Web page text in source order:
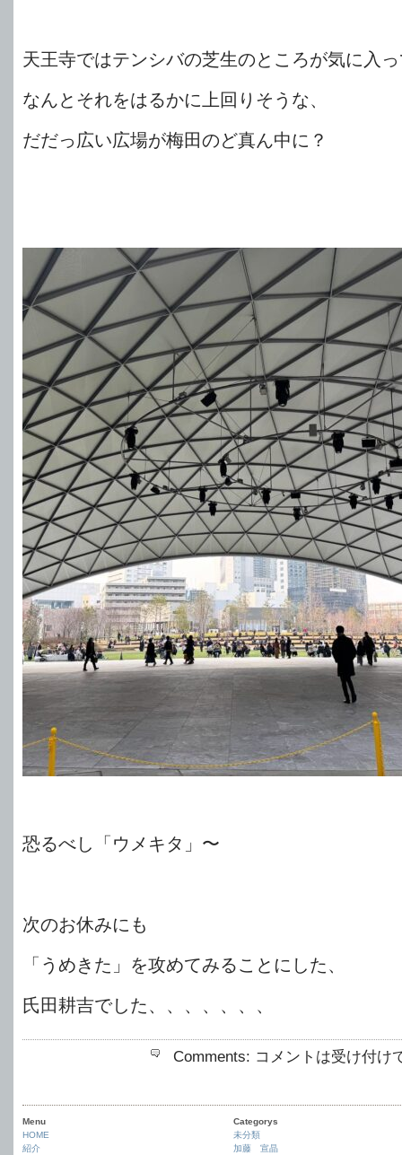
天王寺ではテンシバの芝生のところが気に入
なんとそれをはるかに上回りそうな、
だだっ広い広場が梅田のど真ん中に？
恐るべし「ウメキタ」〜
次のお休みにも
「うめきた」を攻めてみることにした、
氏田耕吉でした、、、、、、、
Comments: コメントは受け付け
Menu
HOME
紹介
Categorys
未分類
加藤 宣晶